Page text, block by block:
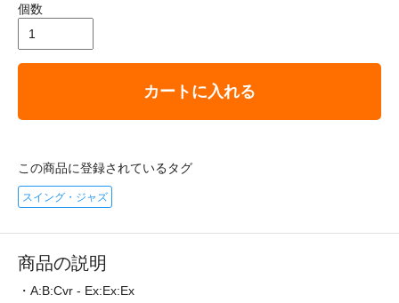
個数
カートに入れる
この商品に登録されているタグ
スイング・ジャズ
商品の説明
・A:B:Cvr - Ex:Ex:Ex